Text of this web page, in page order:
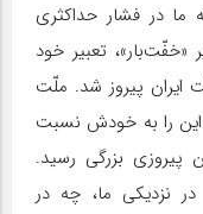
ما در فشار حداکثری
تعبیر خود
پیروز شد. ملّت
این را به خودش نسبت
پیروزی بزرگی رسید.
نزدیکی ما، چه در